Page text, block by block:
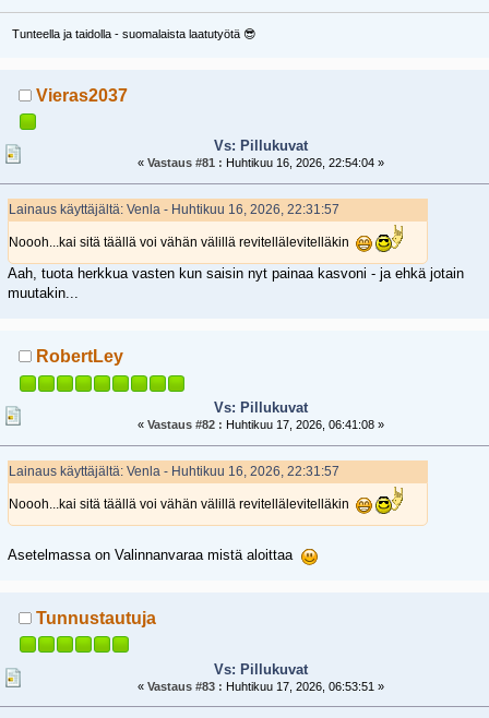
Tunteella ja taidolla - suomalaista laatutyötä 😎
Vieras2037
Vs: Pillukuvat
«Vastaus #81 : Huhtikuu 16, 2026, 22:54:04 »
Lainaus käyttäjältä: Venla - Huhtikuu 16, 2026, 22:31:57
Noooh...kai sitä täällä voi vähän välillä revitellälevitelläkin
Aah, tuota herkkua vasten kun saisin nyt painaa kasvoni - ja ehkä jotain
muutakin...
RobertLey
Vs: Pillukuvat
«Vastaus #82 : Huhtikuu 17, 2026, 06:41:08 »
Lainaus käyttäjältä: Venla - Huhtikuu 16, 2026, 22:31:57
Noooh...kai sitä täällä voi vähän välillä revitellälevitelläkin
Asetelmassa on Valinnanvaraa mistä aloittaa
Tunnustautuja
Vs: Pillukuvat
«Vastaus #83 : Huhtikuu 17, 2026, 06:53:51 »